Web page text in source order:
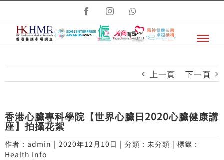
Skip
content
FacebookInstagram
上一頁 下一頁
香港心臟專科學院【世界心臟日2020心臟健康講
座】拍攝花絮
作者： admin | 2020年12月10日 | 分類：未分類 | 標籤：
Health Info